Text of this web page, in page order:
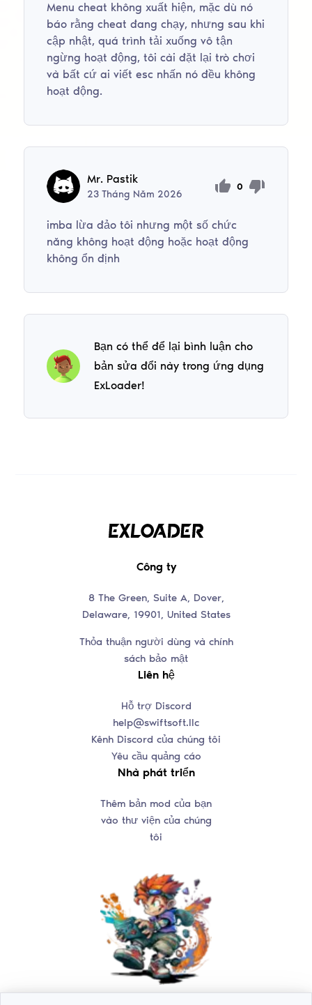
Menu cheat không xuất hiện, mặc dù nó
báo rằng cheat đang chạy, nhưng sau khi
cập nhật, quá trình tải xuống vô tận
ngừng hoạt động, tôi cài đặt lại trò chơi
và bất cứ ai viết esc nhấn nó đều không
hoạt động.
Mr. Pastik
23Tháng Năm 2026
0
imba lừa đảo tôi nhưng một số chức
năng không hoạt động hoặc hoạt động
không ổn định
Bạn có thể để lại bình luận cho
bản sửa đổi này trong ứng dụng
ExLoader!
Công ty
8 The Green, Suite A, Dover,
Delaware, 19901, United States
Thỏa thuận người dùng và chính
sách bảo mật
Liên hệ
Hỗ trợ Discord
help@swiftsoft.llc
Kênh Discord của chúng tôi
Yêu cầu quảng cáo
Nhà phát triển
Thêm bản mod của bạn
vào thư viện của chúng
tôi